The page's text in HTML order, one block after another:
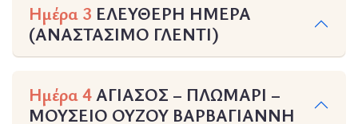
Ημέρα 3 ΕΛΕΥΘΕΡΗ ΗΜΕΡΑ
(ΑΝΑΣΤΑΣΙΜΟ ΓΛΕΝΤΙ)
Ημέρα 4ΑΓΙΑΣΟΣ – ΠΛΩΜΑΡΙ –
ΜΟΥΣΕΙΟ ΟΥΖΟΥ ΒΑΡΒΑΓΙΑΝΝΗ